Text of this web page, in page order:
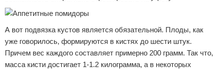
А вот подвязка кустов является обязательной. Плоды, как
уже говорилось, формируются в кистях до шести штук.
Причем вес каждого составляет примерно 200 грамм. Так что,
масса кисти достигает 1-1.2 килограмма, а в некоторых